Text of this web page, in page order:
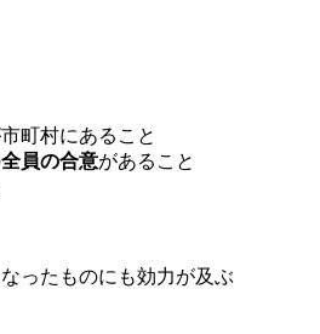
町村にあること
全員の合意があること
ったものにも効力が及ぶ